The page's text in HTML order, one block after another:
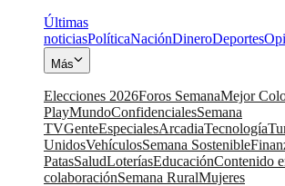
Últimas
noticiasPolíticaNaciónDineroDeportes
Más
Elecciones 2026Foros SemanaMejor
PlayMundoConfidencialesSemana
TVGenteEspecialesArcadiaTecnología
UnidosVehículosSemana Sostenible
PatasSaludLoteríasEducaciónContenido
colaboraciónSemana RuralMujeres